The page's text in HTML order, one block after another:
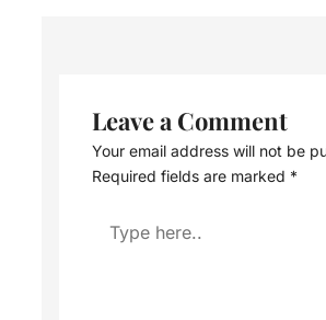
Leave a Comment
Your email address will not be
Required fields are marked *
Type
here..